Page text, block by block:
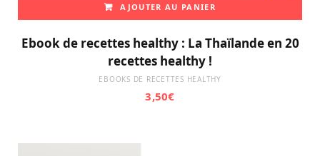
AJOUTER AU PANIER
Ebook de recettes healthy : La Thaïlande en 20
recettes healthy !
EBOOKS DE RECETTES HEALTHY
3,50€